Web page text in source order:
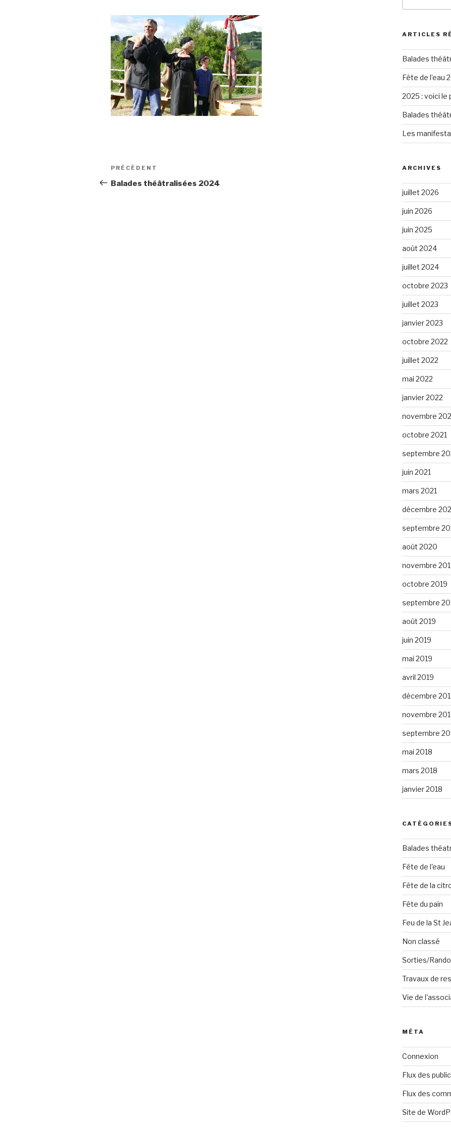
Navigation
de
Article
précédent
PRÉCÉDENT
Balades théâtralisées 2024
:
ARTICLES
Balades
Fête de l’eau
2025 : voici le
Balades
Les
ARCHIVES
juillet 2026
juin 2026
juin 2025
août 2024
juillet 2024
octobre 2023
juillet 2023
janvier 2023
octobre 2022
juillet 2022
mai 2022
janvier 2022
novembre
octobre 2021
septembre
juin 2021
mars 2021
décembre
septembre
août 2020
novembre
octobre 2019
septembre
août 2019
juin 2019
mai 2019
avril 2019
décembre
novembre
septembre
mai 2018
mars 2018
janvier 2018
Balades
Fête de l'eau
Fête de la
Fête du pain
Feu de la St
Non classé
Sorties/
Travaux de
Vie de
MÉTA
Connexion
Flux des
Flux des
Site de